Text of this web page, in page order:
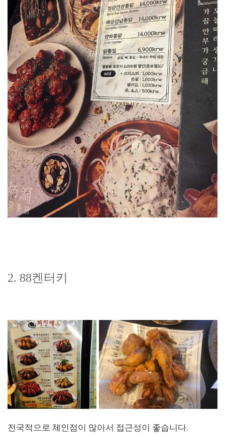
2. 88켄터키
전국적으로 체인점이 많아서 접근성이 좋습니다.